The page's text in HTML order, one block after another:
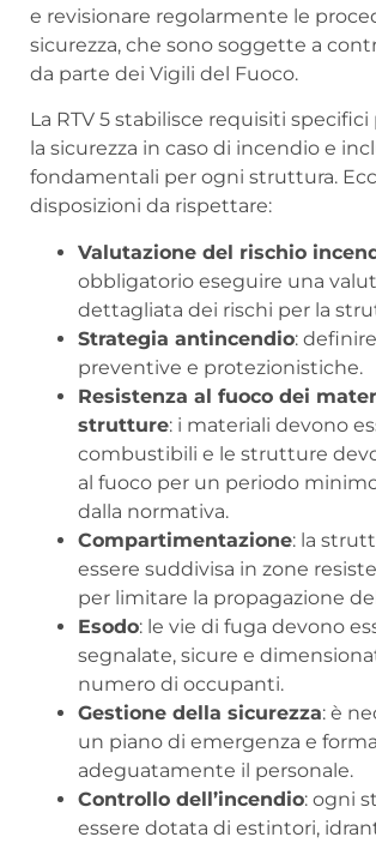
e revisionare regolarmente le
sicurezza, che sono soggette a
da parte dei Vigili del Fuoco.
La RTV 5 stabilisce requisiti
la sicurezza in caso di incendio e
fondamentali per ogni struttura.
disposizioni da rispettare:
Valutazione del rischio
obbligatorio eseguire una
dettagliata dei rischi per la
Strategia antincendio:
preventive e protezionistiche.
Resistenza al fuoco dei
strutture: i materiali devono
combustibili e le strutture
al fuoco per un periodo
dalla normativa.
Compartimentazione: la
essere suddivisa in zone
per limitare la propagazione
Esodo: le vie di fuga devono
segnalate, sicure e
numero di occupanti.
Gestione della sicurezza: è
un piano di emergenza e
adeguatamente il personale.
Controllo dell’incendio: ogni
essere dotata di estintori,